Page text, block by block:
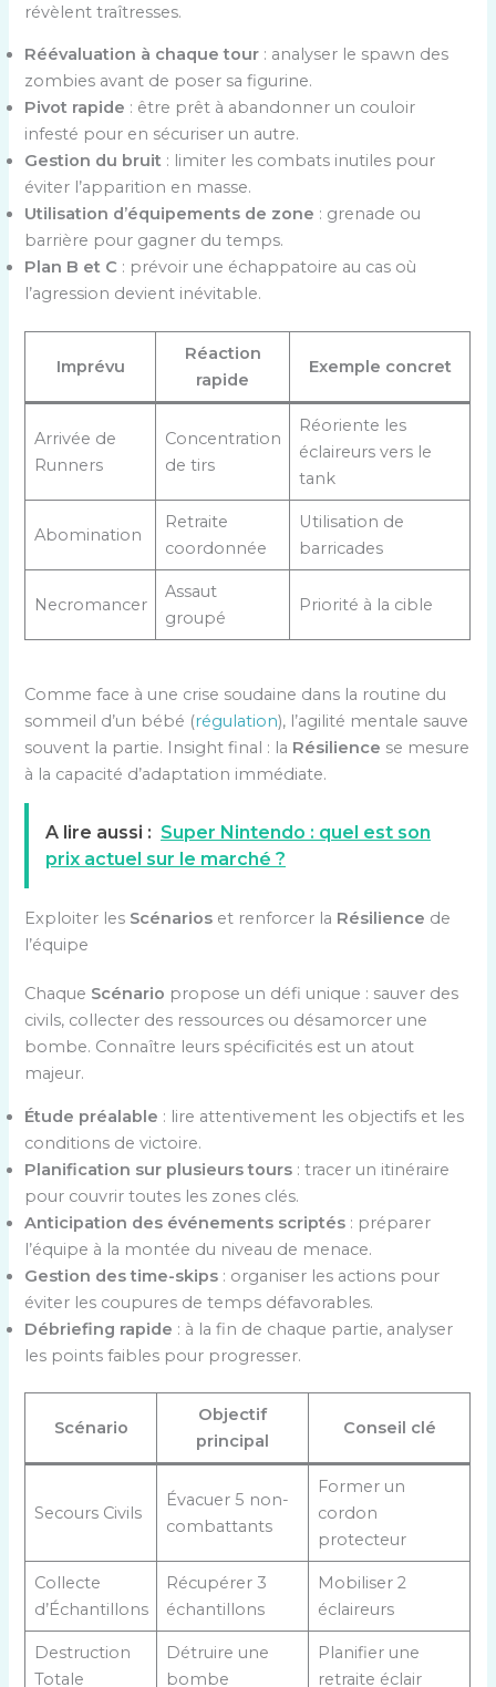
révèlent traîtresses.
Réévaluation à chaque tour : analyser le spawn des
zombies avant de poser sa figurine.
Pivot rapide : être prêt à abandonner un couloir
infesté pour en sécuriser un autre.
Gestion du bruit : limiter les combats inutiles pour
éviter l’apparition en masse.
Utilisation d’équipements de zone : grenade ou
barrière pour gagner du temps.
Plan B et C : prévoir une échappatoire au cas où
l’agression devient inévitable.
Imprévu
Réaction
rapide
Exemple concret
Arrivée de
Runners
Concentration
de tirs
Réoriente les
éclaireurs vers le
tank
Abomination
Retraite
coordonnée
Utilisation de
barricades
Necromancer
Assaut
groupé
Priorité à la cible
Comme face à une crise soudaine dans la routine du
sommeil d’un bébé (régulation), l’agilité mentale sauve
souvent la partie. Insight final : la Résilience se mesure
à la capacité d’adaptation immédiate.
A lire aussi : Super Nintendo : quel est son
prix actuel sur le marché ?
Exploiter les Scénarios et renforcer la Résilience de
l’équipe
Chaque Scénario propose un défi unique : sauver des
civils, collecter des ressources ou désamorcer une
bombe. Connaître leurs spécificités est un atout
majeur.
Étude préalable : lire attentivement les objectifs et les
conditions de victoire.
Planification sur plusieurs tours : tracer un itinéraire
pour couvrir toutes les zones clés.
Anticipation des événements scriptés : préparer
l’équipe à la montée du niveau de menace.
Gestion des time-skips : organiser les actions pour
éviter les coupures de temps défavorables.
Débriefing rapide : à la fin de chaque partie, analyser
les points faibles pour progresser.
Scénario
Objectif
principal
Conseil clé
Secours Civils
Évacuer 5 non-
combattants
Former un
cordon
protecteur
Collecte
d’Échantillons
Récupérer 3
échantillons
Mobiliser 2
éclaireurs
Destruction
Totale
Détruire une
bombe
Planifier une
retraite éclair